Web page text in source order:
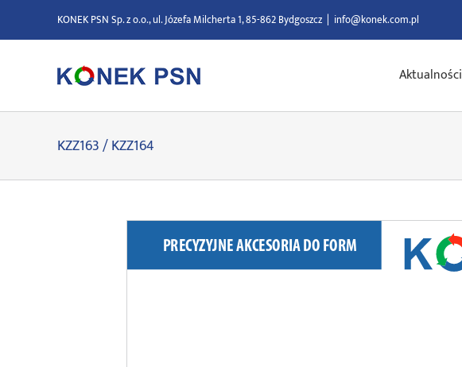
zawartości
KONEK PSN Sp. z o.o., ul. Józefa Milcherta 1, 85-862 Bydgoszcz | info@konek.com.pl
Aktualności
KZZ163 / KZZ164